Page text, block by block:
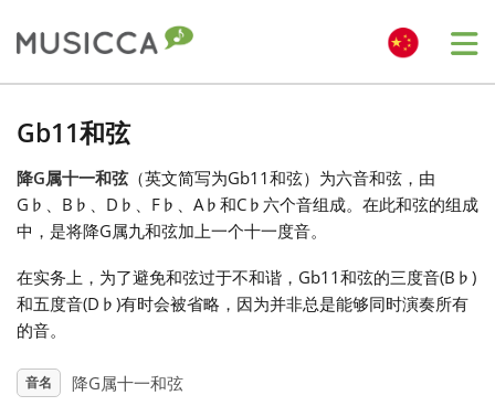
Български
English
Gb11和弦
降G属十一和弦 （英文简写为Gb11和弦）为六音和弦，由
G ♭ 、B ♭ 、D ♭ 、F ♭ 、A♭ 和C ♭ 六个音组成。在此和弦的组成
中，是将降G属九和弦加上一个十一度音。
在实务上，为了避免和弦过于不和谐，Gb11和弦的三度音(B ♭ )
和五度音(D ♭ )有时会被省略，因为并非总是能够同时演奏所有
的音。
音名 降G属十一和弦